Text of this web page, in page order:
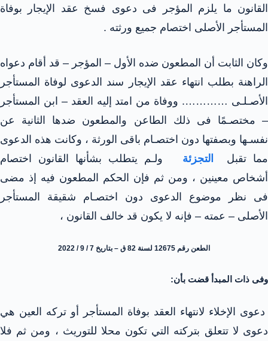
القانون ما يلزم المؤجر فى دعوى فسخ عقد الإيجار بوفاة
المستأجر الأصلى اختصام جميع ورثته .
وكان الثابت أن المطعون ضده الأول – المؤجر – قد أقام دعواه
الراهنة بطلب انتهاء عقد الإيجار سند الدعوى لوفاة المستأجر
الأصـلـى …………. ووفاة من امتد إليه العقد – ابن المستأجر
– مختصـمًا فى ذلك الطاعن والمطعون ضدها الثانية عن
نفسـها وبصفتها دون اختصـام باقى الورثة ، وكانت هذه الدعوى
مما تقبل
التجزئة
ولـم يتطلب بشأنها القانون اختصام
أشخاص معينين ، ومن ثم فإن الحكم المطعون فيه إذ مضى
فى نظر موضوع الدعوى دون اختصـام شقيقة المستأجر
الأصلى – عمته – فإنه لا يكون قد خالف القانون ،
الطعن رقم 12675 لسنة 82 ق – بتاريخ 7 / 9 / 2022
وفى ذات المبدأ قضت بأن:
دعوى الإخلاء لانتهاء العقد بوفاة المستأجر أو تركه العين هي
دعوى لا تتعلق بتركته التي تكون محلا للتوريث ، ومن ثم فلا